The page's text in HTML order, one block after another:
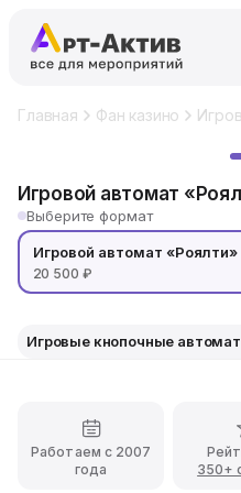
Главная Фан казино
Игровой автомат
Выберите формат
Игровой автомат «Роялти»
20 500 ₽
Игровые кнопочные
Работаем с 2007
года
350+